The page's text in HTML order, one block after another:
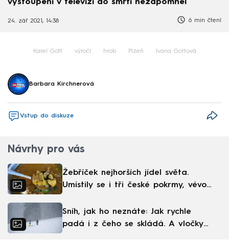
vystoupení v televizi do smrti nezapomněl
24. zář 2021, 14:38 6 min čtení
Karel Gott výročí hrob Plzeň Ivana Gottová
Barbara Kirchnerová
Vstup do diskuze
Návrhy pro vás
Žebříček nejhorších jídel světa.
Umístily se i tři české pokrmy, vévodí
Sníh, jak ho neznáte: Jak rychle
padá i z čeho se skládá. A vločky